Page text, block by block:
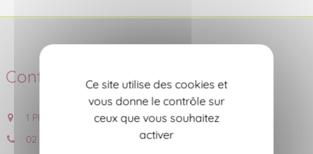
Contact
1 Place de l'Eglise, 44690 CHÂTEAU-THEBAUD
02 40 06 53 18
Ce site utilise des cookies et
vous donne le contrôle sur
ceux que vous souhaitez
activer